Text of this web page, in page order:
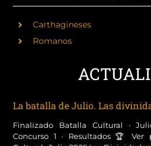
Carthagineses
Romanos
La batalla de Julio. Las
Finalizado Batalla Cultural ·
Concurso 1 · Resultados 🏆 Ver